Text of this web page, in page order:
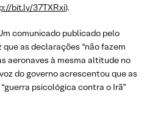
bit.ly/37TXRxi).
comunicado publicado pelo
as declarações “não fazem
aeronaves à mesma altitude no
do governo acrescentou que as
psicológica contra o Irã”